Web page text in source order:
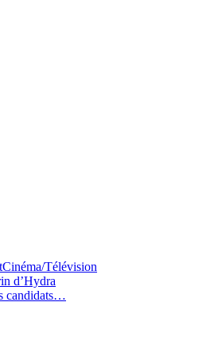
Catégories
Cinéma/Télévision
d’Hydra
candidats…